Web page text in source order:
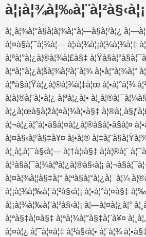
à¦¸à¦¾à¦°à§à¦­à¦¾à¦°à¦—à§à¦²à¦¿
à¦¤à§à¦¯à¦¾à¦— à¦›à¦¾à¦¡à¦¼à¦¾à¦‡
à¦ªà¦°à¦¿à¦®à¦¾à¦£à§‡
à¦ªà¦°à¦¿à¦šà¦¾à¦²à¦¨à¦¾ à¦•à¦°à¦¾à¦°
à¦ªà§à¦Ÿà¦¿à¦®à¦¾à¦‡à¦œ à¦•à¦°à¦¾
à¦à¦®à¦¨à¦•à¦¿ à¦ªà¦¿à¦•
à¦¿à¦œà§à¦žà¦¤à¦¾à¦•à§‡ à¦®à¦¸à§ƒà¦£
à¦¬à¦¿à¦°à¦•à§à¦¤à¦¿à¦®à§à¦•à§à¦¤
à¦¤à§‹à¦²à§‡à¥¤ à¦•à¦®
à¦¸à¦‚à¦¯à§‹à¦— à¦†à¦›à§‡ à¦à¦®à¦¨
à¦¹à§à¦¯à¦¾à¦ªà¦¿à¦®à§‹à¦¡
à¦¤à¦¾à¦¦à§‡à¦° à¦ªà§à¦°à¦¿à¦¯à¦¼
à¦¡à¦¾à¦‰à¦¨à¦²à§‹à¦¡ à¦•à¦°à¦¤à§‡
à¦¡à¦¾à¦‰à¦¨à¦²à§‹à¦¡ à¦—à¦¤à¦¿à¦°
à¦ªà§‡à¦¤à§‡ à¦ªà¦¾à¦°à§‡à¦¨à¥¤
à¦¤à¦¿ à¦¯à¦¤à¦‡ à¦¹à§‹à¦• à¦¨à¦¾